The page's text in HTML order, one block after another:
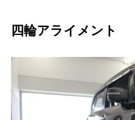
四輪アライメント